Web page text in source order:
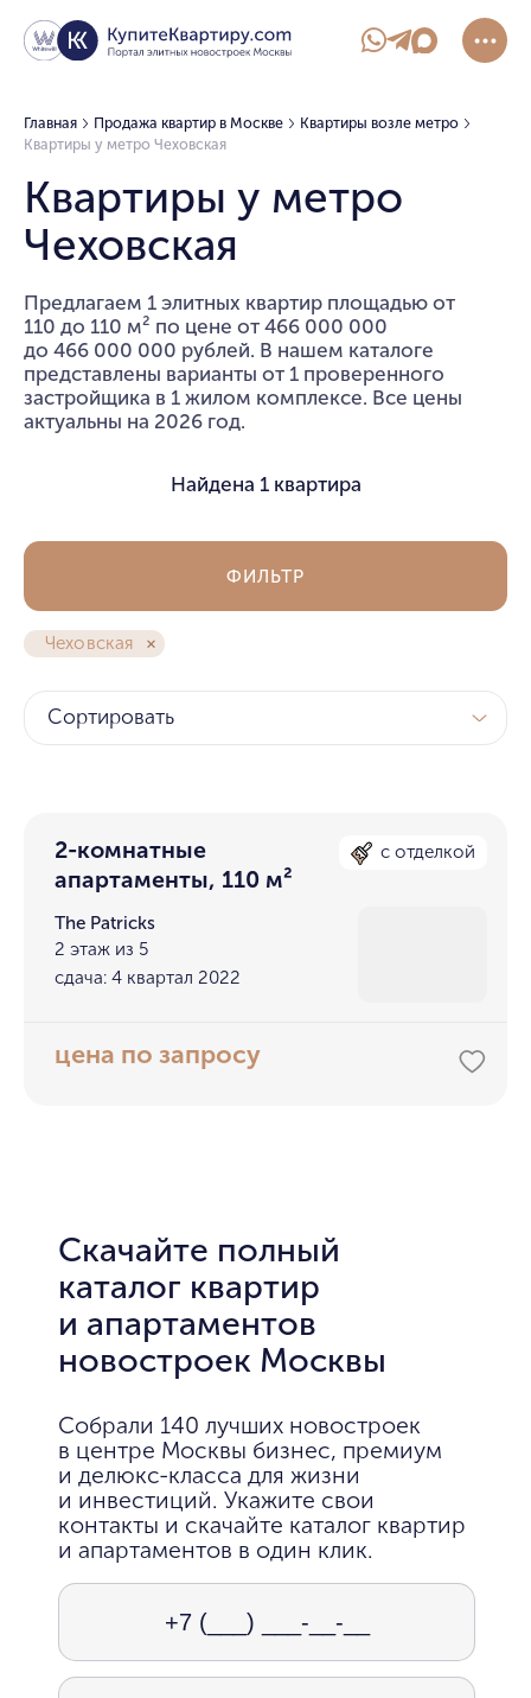
Главная Продажа квартир в Москве
Квартиры возле метро
Квартиры у метро Чеховская
Квартиры у метро
Чеховская
Предлагаем 1 элитных квартир площадью от
110 до 110 м² по цене от 466 000 000
до 466 000 000 рублей. В нашем каталоге
представлены варианты от 1 проверенного
застройщика в 1 жилом комплексе. Все цены
актуальны на 2026 год.
Найдена 1 квартира
Чеховская
ФИЛЬТР
Сортировать
2-комнатные
апартаменты, 110 м²
с отделкой
The Patricks
2 этаж из 5
сдача: 4 квартал 2022
цена по запросу
Скачайте полный
каталог квартир
и апартаментов
новостроек Москвы
Собрали 140 лучших новостроек
в центре Москвы бизнес, премиум
и делюкс-класса для жизни
и инвестиций. Укажите свои
контакты и скачайте каталог квартир
и апартаментов в один клик.